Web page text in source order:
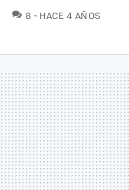
8 COMENTARIOS
HACE 4 AÑOS